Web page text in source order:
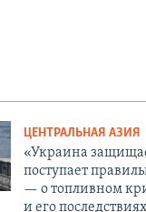
ЦЕНТРАЛЬНАЯ АЗИЯ
«Украина
поступает
— о топливном
и его